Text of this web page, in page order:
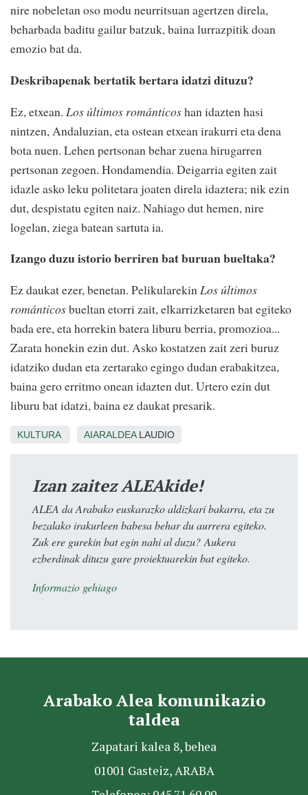
nire nobeletan oso modu neurritsuan agertzen direla,
beharbada baditu gailur batzuk, baina lurrazpitik doan
emozio bat da.
Deskribapenak bertatik bertara idatzi dituzu?
Ez, etxean. Los últimos románticoshan idazten hasi
nintzen, Andaluzian, eta ostean etxean irakurri eta dena
bota nuen. Lehen pertsonan behar zuena hirugarren
pertsonan zegoen. Hondamendia. Deigarria egiten zait
idazle asko leku politetara joaten direla idaztera; nik ezin
dut, despistatu egiten naiz. Nahiago dut hemen, nire
logelan, ziega batean sartuta ia.
Izango duzu istorio berriren bat buruan bueltaka?
Ez daukat ezer, benetan. Pelikularekin Los últimos
románticosbueltan etorri zait, elkarrizketaren bat egiteko
bada ere, eta horrekin batera liburu berria, promozioa...
Zarata honekin ezin dut. Asko kostatzen zait zeri buruz
idatziko dudan eta zertarako egingo dudan erabakitzea,
baina gero erritmo onean idazten dut. Urtero ezin dut
liburu bat idatzi, baina ez daukat presarik.
KULTURA AIARALDEALAUDIO
Izan zaitez ALEAkide!
ALEA da Arabako euskarazko aldizkari bakarra, eta zu
bezalako irakurleen babesa behar du aurrera egiteko.
Zuk ere gurekin bat egin nahi al duzu? Aukera
ezberdinak dituzu gure proiektuarekin bat egiteko.
Informazio gehiago
Arabako Alea komunikazio
taldea
Zapatari kalea 8, behea
01001 Gasteiz, ARABA